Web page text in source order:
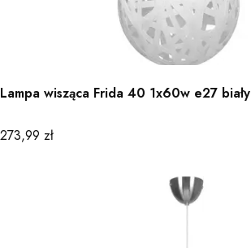
Lampa wisząca Frida 40 1x60w e27 biały
Cena
273,99 zł